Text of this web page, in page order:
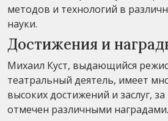
методов и технологий в
науки.
Достижения и
Михаил Куст, выдающийся
театральный деятель, имеет
высоких достижений и заслуг,
отмечен различными наградами.